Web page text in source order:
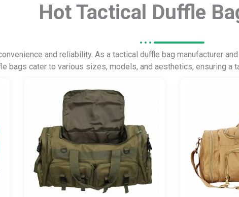
Hot Tactical Duffle
and reliability. As a tactical duffle bag manufacturer
bags cater to various sizes, models, and aesthetics, ensuring a